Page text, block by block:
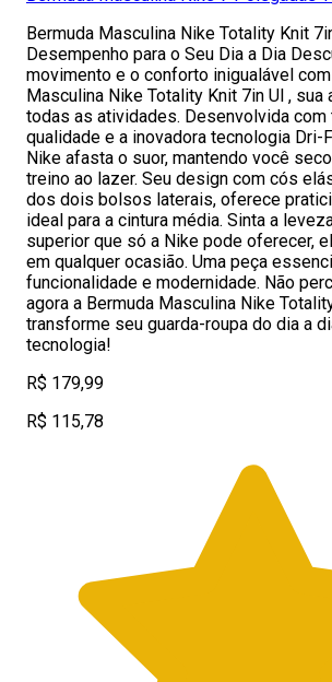
Bermuda Masculina Nike Totality Knit
Desempenho para o Seu Dia a Dia
movimento e o conforto inigualável
Masculina Nike Totality Knit 7in Ul , sua
todas as atividades. Desenvolvida
qualidade e a inovadora tecnologia Dri-
Nike afasta o suor, mantendo você
treino ao lazer. Seu design com cós
dos dois bolsos laterais, oferece
ideal para a cintura média. Sinta a
superior que só a Nike pode oferecer,
em qualquer ocasião. Uma peça
funcionalidade e modernidade. Não
agora a Bermuda Masculina Nike
transforme seu guarda-roupa do dia a
tecnologia!
R$ 179,99
R$ 115,78